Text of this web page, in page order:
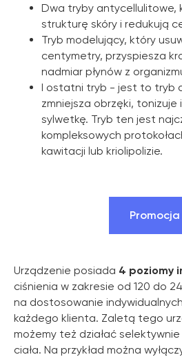
Dwa tryby antycellulitowe,
strukturę skóry i redukują
Tryb modelujący, który
centymetry, przyspiesza
nadmiar płynów z
I ostatni tryb - jest to tryb
zmniejsza obrzęki, tonizuje
sylwetkę. Tryb ten jest
kompleksowych
kawitacji lub kriolipolizie.
Promocja
Urządzenie posiada 4 poziomy
ciśnienia w zakresie od 120 do
na dostosowanie
każdego klienta. Zaletą tego
możemy też działać
ciała. Na przykład można